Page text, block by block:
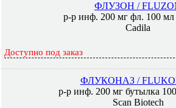
ФЛУЗОН /
р-р инф. 200 мг фл. 100 мл
Cadila
Доступно под заказ
ФЛУКОНАЗ /
р-р инф. 200 мг бутылка
Scan Biotech